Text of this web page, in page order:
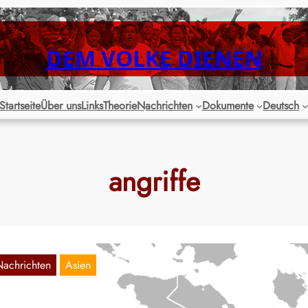
DEM VOLKE DIENEN
StartseiteÜber unsLinksTheorieNachrichten Dokumente Deutsch
angriffe
Asien
PHILIPPINEN: Zwei reaktionäre Milizionäre